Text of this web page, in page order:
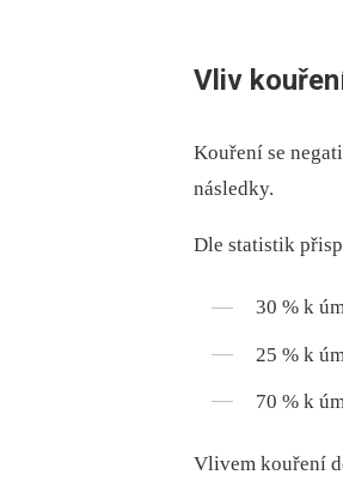
Vliv
Kouření se
následky.
Dle statistik
30 % k
25 % k
70 % k
Vlivem kouření